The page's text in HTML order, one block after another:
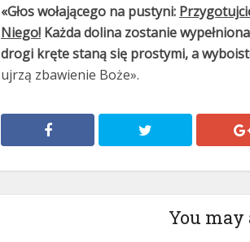
«Głos wołającego na pustyni:
Niego! Każda dolina zostanie
drogi kręte staną się prostymi, a
ujrzą zbawienie Boże».
You